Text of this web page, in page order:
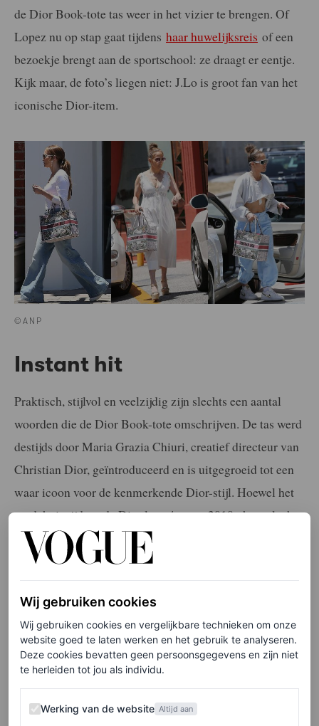
de Dior Book-tote tas weer in het vizier te brengen. Of
Lopez nu op stap gaat tijdens haar huwelijksreis of een
bezoekje brengt aan de sportschool: ze draagt er eentje.
Kijk maar, de foto’s liegen niet: J.Lo is groot fan van het
iconische Dior-item.
©ANP
Instant hit
Praktisch, stijlvol en veelzijdig zijn slechts een aantal
woorden die de Dior Book-tote omschrijven. De tas werd
destijds door Maria Grazia Chiuri, creatief directeur van
Christian Dior, geïntroduceerd en is uitgegroeid tot een
waar icoon voor de kenmerkende Dior-stijl. Hoewel het
modehuis tijdens de Dior lente/zomer 2018-show slechts
drie varianten van de tas liet zien, waren ze een instant
hit onder celebrities en influencers. En dat terwijl de
originele schetsen precies 50 jaar geleden al gemaakt
zijn door Marc Bohan.
Wij gebruiken cookies
Wij gebruiken cookies en vergelijkbare technieken om onze
website goed te laten werken en het gebruik te analyseren.
Deze cookies bevatten geen persoonsgegevens en zijn niet
te herleiden tot jou als individu.
Werking van de website
Werking van de website Altijd aan